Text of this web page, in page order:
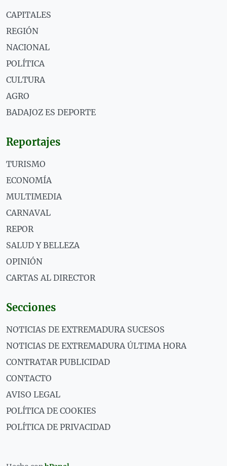
CAPITALES
REGIÓN
NACIONAL
POLÍTICA
CULTURA
AGRO
BADAJOZ ES DEPORTE
Reportajes
TURISMO
ECONOMÍA
MULTIMEDIA
CARNAVAL
REPOR
SALUD Y BELLEZA
OPINIÓN
CARTAS AL DIRECTOR
Secciones
NOTICIAS DE EXTREMADURA SUCESOS
NOTICIAS DE EXTREMADURA ÚLTIMA HORA
CONTRATAR PUBLICIDAD
CONTACTO
AVISO LEGAL
POLÍTICA DE COOKIES
POLÍTICA DE PRIVACIDAD